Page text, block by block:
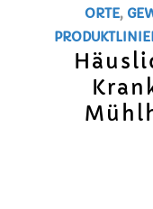
ORTE,